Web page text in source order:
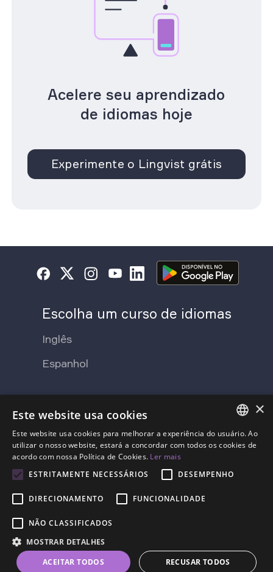
Acelere seu aprendizado
de idiomas hoje
Experimente o Lingvist grátis
Escolha um curso de idiomas
Inglês
Espanhol
Sobre o Lingvist
Fale conosco
Quem somos
Imprensa
Termos de serviço Política de privacidade
ENGLISH
DUTCH
×
Este website usa cookies
Este website usa cookies para melhorar a experiência do usuário. Ao
utilizar o nosso website, estará a concordar com todos os cookies de
acordo com nossa Política de Cookies. Ler mais
ESTRITAMENTE NECESSÁRIOS
DESEMPENHO
DIRECIONAMENTO FUNCIONALIDADE
NÃO CLASSIFICADOS
MOSTRAR DETALHES
ACEITAR TODOS
RECUSAR TODOS